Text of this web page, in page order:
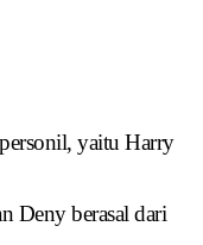
yaitu Harry
Deny berasal dari